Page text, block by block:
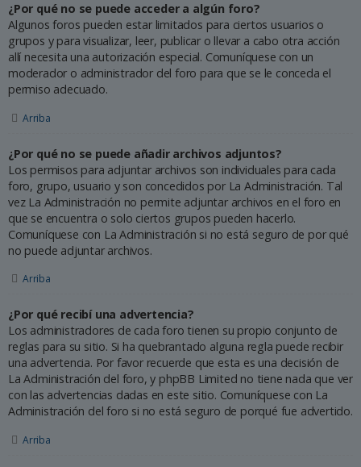
¿Por qué no se puede acceder a algún foro?
Algunos foros pueden estar limitados para ciertos usuarios o
grupos y para visualizar, leer, publicar o llevar a cabo otra acción
allí necesita una autorización especial. Comuníquese con un
moderador o administrador del foro para que se le conceda el
permiso adecuado.
Arriba
¿Por qué no se puede añadir archivos adjuntos?
Los permisos para adjuntar archivos son individuales para cada
foro, grupo, usuario y son concedidos por La Administración. Tal
vez La Administración no permite adjuntar archivos en el foro en
que se encuentra o solo ciertos grupos pueden hacerlo.
Comuníquese con La Administración si no está seguro de por qué
no puede adjuntar archivos.
Arriba
¿Por qué recibí una advertencia?
Los administradores de cada foro tienen su propio conjunto de
reglas para su sitio. Si ha quebrantado alguna regla puede recibir
una advertencia. Por favor recuerde que esta es una decisión de
La Administración del foro, y phpBB Limited no tiene nada que ver
con las advertencias dadas en este sitio. Comuníquese con La
Administración del foro si no está seguro de porqué fue advertido.
Arriba